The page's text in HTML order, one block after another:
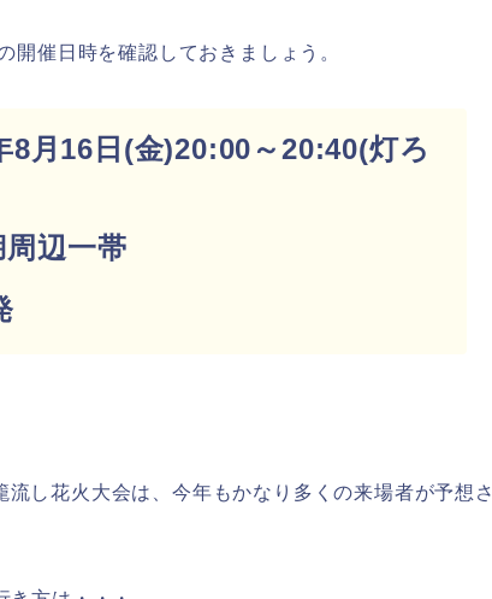
開催日時を確認しておきましょう。
8月16日(金)20:00～20:40(灯ろ
周辺一帯
し花火大会は、今年もかなり多くの来場者が予想さ